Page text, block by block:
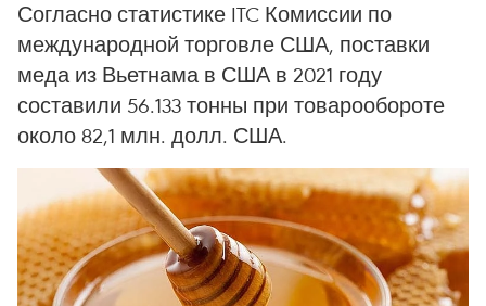
Согласно статистике ITC Комиссии по
международной торговле США, поставки
меда из Вьетнама в США в 2021 году
составили 56.133 тонны при товарообороте
около 82,1 млн. долл. США.